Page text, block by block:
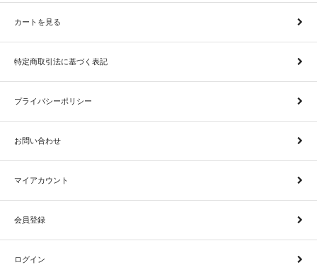
カートを見る
特定商取引法に基づく表記
プライバシーポリシー
お問い合わせ
マイアカウント
会員登録
ログイン